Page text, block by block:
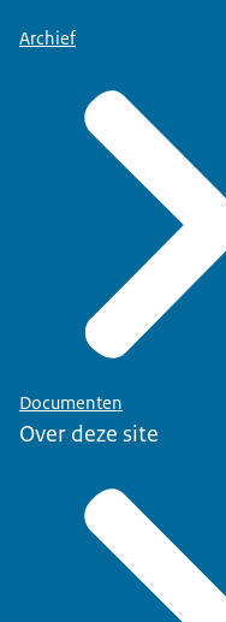
Archief
Documenten
Over deze site